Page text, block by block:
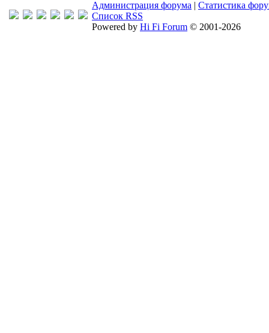
Администрация форума | Статистика
Список RSS
Powered by Hi Fi Forum © 2001-2026